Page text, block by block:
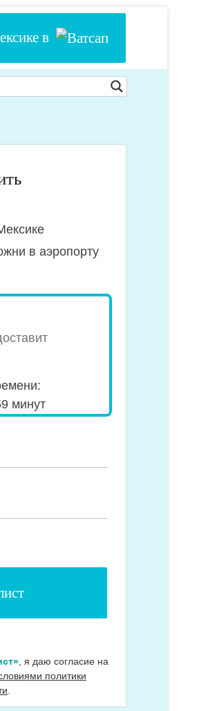
в
в аэропорту
минут
, я даю согласие на
политики